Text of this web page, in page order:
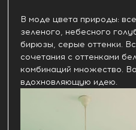
В моде цвета природы:
зеленого, небесного
бирюзы, серые оттенки.
сочетания с оттенками
комбинаций множество.
вдохновляющую идею.